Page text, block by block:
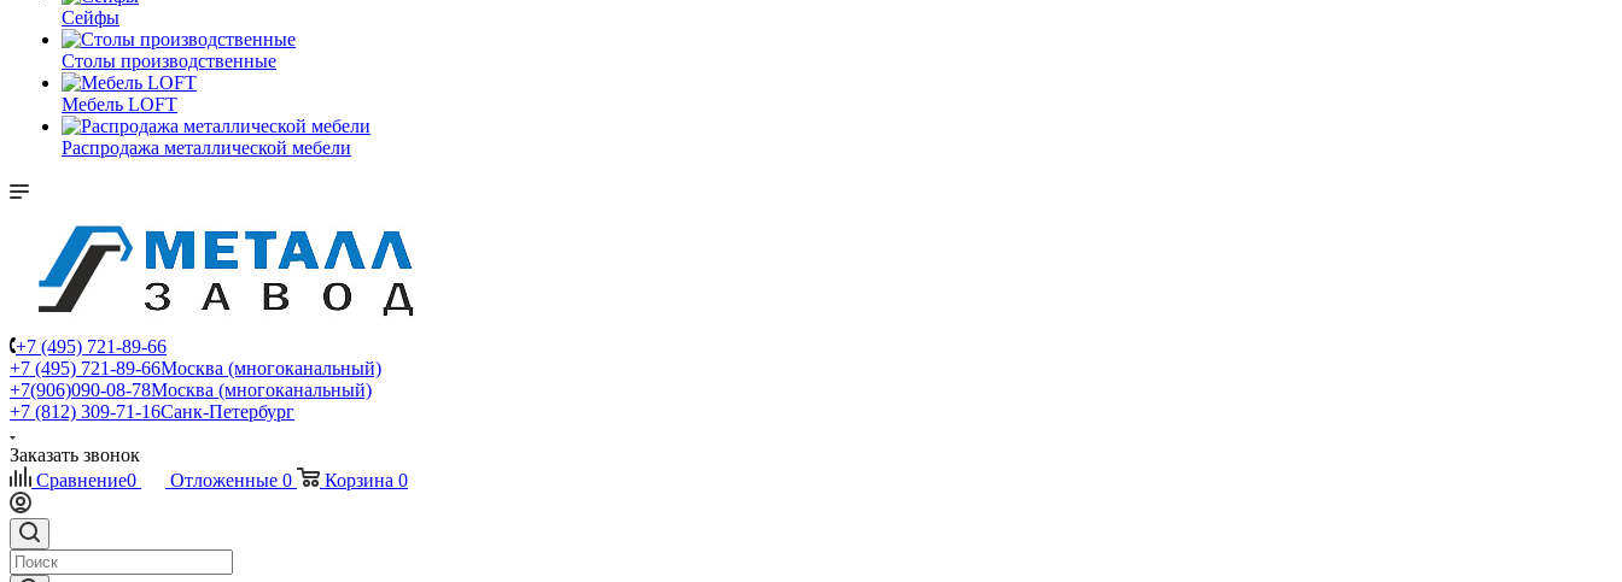
Сейфы
Столы производственные
Мебель LOFT
Распродажа металлической мебели
+7 (495) 721-89-66
+7 (495) 721-89-66Москва (многоканальный)
+7(906)090-08-78Москва (многоканальный)
+7 (812) 309-71-16Санк-Петербург
Заказать звонок
Сравнение0 Отложенные 0 Корзина 0